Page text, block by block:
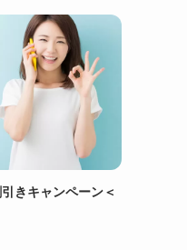
きキャンペーン＜